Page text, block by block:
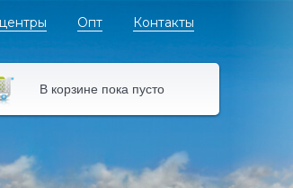
Опт Контакты
В корзине пока пусто